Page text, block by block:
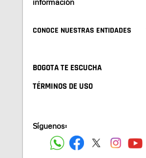
CONOCE NUESTRAS ENTIDADES
BOGOTA TE ESCUCHA
TÉRMINOS DE USO
Síguenos: